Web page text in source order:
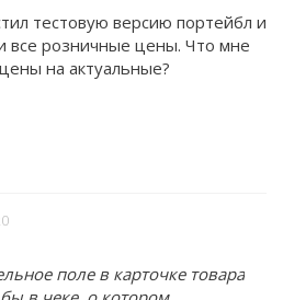
тестовую версию портейбл и
все розничные цены. Что мне
на актуальные?
поле в карточке товара